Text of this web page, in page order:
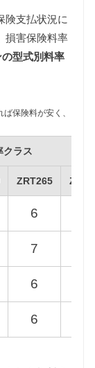
税クラス、
が経過した2
れ、自動車
車登録された
が、維持費
旧標準税額
39,500円
険支払状況に
損害保険料率
型式別料率
保険料が安く、
クラス
ZRT265
6
7
6
6